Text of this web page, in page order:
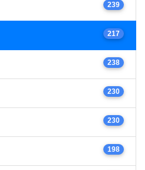
239
217
238
230
230
198